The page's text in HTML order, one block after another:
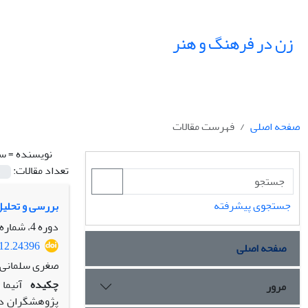
زن در فرهنگ و هنر
صفحه اصلی
فهرست مقالات
نویسنده =
تعداد مقالات:
بررسی و
دوره 4، شماره 1، بهار 1391، صفحه
صغری
چکیده
پژوهشگران
جستجوی پیشرفته
صفحه اصلی
مرور